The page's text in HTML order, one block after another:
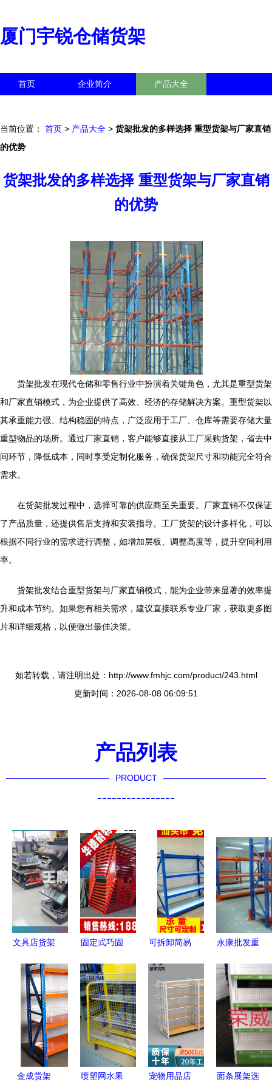
厦门宇锐仓储货架
首页 企业简介 产品大全
当前位置： 首页 > 产品大全 > 货架批发的多样选择 重型货架与厂家直销
的优势
货架批发的多样选择 重型货架与厂家直销
的优势
货架批发在现代仓储和零售行业中扮演着关键角色，尤其是重型货架
和厂家直销模式，为企业提供了高效、经济的存储解决方案。重型货架以
其承重能力强、结构稳固的特点，广泛应用于工厂、仓库等需要存储大量
重型物品的场所。通过厂家直销，客户能够直接从工厂采购货架，省去中
间环节，降低成本，同时享受定制化服务，确保货架尺寸和功能完全符合
需求。
在货架批发过程中，选择可靠的供应商至关重要。厂家直销不仅保证
了产品质量，还提供售后支持和安装指导。工厂货架的设计多样化，可以
根据不同行业的需求进行调整，如增加层板、调整高度等，提升空间利用
率。
货架批发结合重型货架与厂家直销模式，能为企业带来显著的效率提
升和成本节约。如果您有相关需求，建议直接联系专业厂家，获取更多图
片和详细规格，以便做出最佳决策。
如若转载，请注明出处：http://www.fmhjc.com/product/243.html
更新时间：2026-08-08 06:09:51
产品列表
PRODUCT
----------------
文具店货架
批发渠道与
选购要点
固定式巧固
购指南 厂
家直供、批
发优势解析
可拆卸简易
南 灵活仓
储，高效经
济的解决方
案
永康批发重
固耐用与金
华货架批发
价格的深度
解析
金成货架 喷塑网水果 宠物用品店 面条展架选